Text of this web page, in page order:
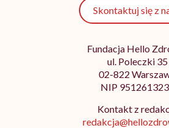
Skontaktuj się z
Fundacja Hello
ul. Poleczki 35
02-822
NIP
Kontakt z